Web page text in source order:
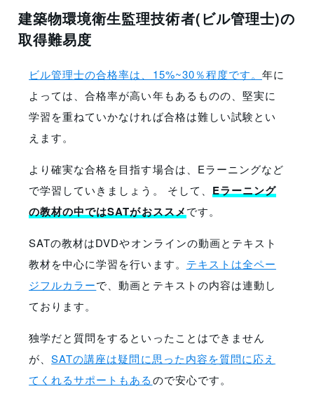
建築物環境衛生監理技術者(ビル管理士)の
取得難易度
ビル管理士の合格率は、15%~30％程度です。 年に
よっては、合格率が高い年もあるものの、堅実に
学習を重ねていかなければ合格は難しい試験とい
えます。
より確実な合格を目指す場合は、Eラーニングなど
で学習していきましょう。
そして、 Eラーニング
の教材の中ではSATがおススメです。
SATの教材はDVDやオンラインの動画とテキスト
教材を中心に学習を行います。 テキストは全ペー
ジフルカラーで、動画とテキストの内容は連動し
ております。
独学だと質問をするといったことはできません
が、SATの講座は疑問に思った内容を質問に応え
てくれるサポートもあるので安心です。